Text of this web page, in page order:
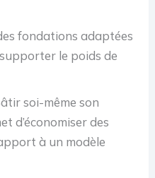
fondations adaptées
le poids de
soi-même son
d’économiser des
à un modèle